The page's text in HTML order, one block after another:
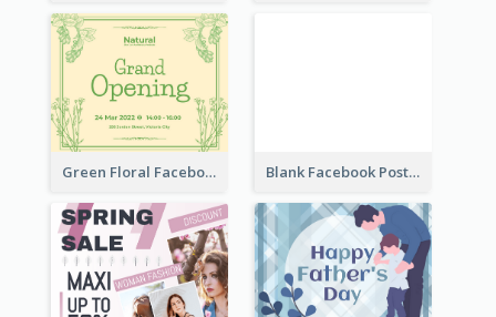
Green Floral Facebook Post About Grand Opening Blank Facebook Post